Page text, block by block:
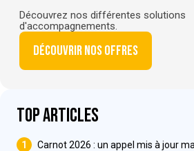
Découvrez nos différentes solutions
d'accompagnements.
Découvrir nos offres
Top articles
1
Carnot 2026 : un appel mis à jour